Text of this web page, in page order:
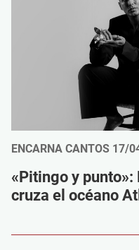
ENCARNA CANTOS 17/
«Pitingo y punto»:
cruza el océano